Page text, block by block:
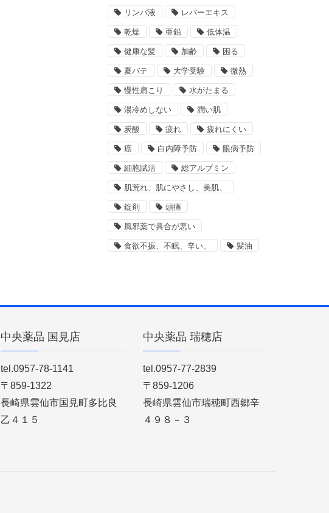
リンパ液 レバーエキス
乾燥 亜鉛 低体温
健康な髪 加齢 困る
夏バテ 大学受験 微熱
慢性肩こり 水がたまる
湯冷めしない 潤い肌
炭酸 疲れ 疲れにくい
癌 白内障予防 眼病予防
細胞賦活 総アルブミン
肌荒れ、肌にやさし、美肌、
錠剤 頭痛
風邪薬で具合が悪い
食欲不振、不眠、辛い、 髪油
中央薬品 国見店
tel.0957-78-1141
〒859-1322
長崎県雲仙市国見町多比良
乙４１５
中央薬品 瑞穂店
tel.0957-77-2839
〒859-1206
長崎県雲仙市瑞穂町西郷辛
４９８－３